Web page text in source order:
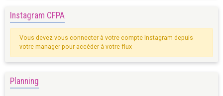
Instagram CFPA
Vous devez vous connecter à votre compte Instagram depuis
votre manager pour accéder à votre flux
Planning